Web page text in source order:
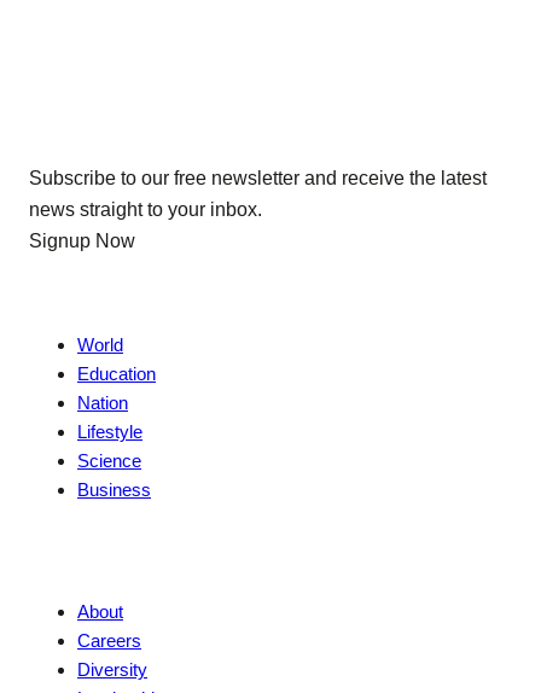
Subscribe to our free newsletter and receive the latest
news straight to your inbox.
Signup Now
World
Education
Nation
Lifestyle
Science
Business
About
Careers
Diversity